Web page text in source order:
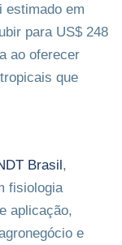
estimado em
para US$ 248
ao oferecer
que
Brasil,
fisiologia
aplicação,
e